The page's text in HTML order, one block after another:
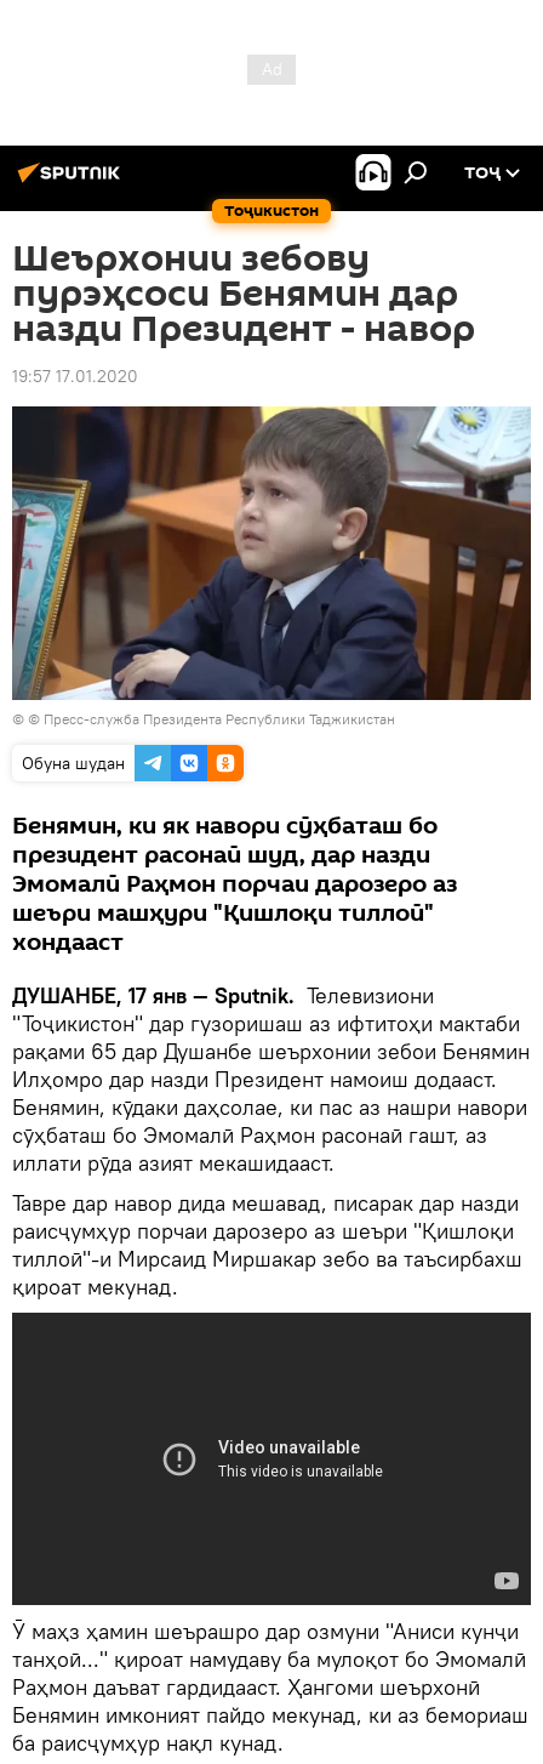
Тоҷикистон
ТОҶ
Шеърхонии зебову
пурэҳсоси Бенямин дар
назди Президент - навор
19:57 17.01.2020
© © Пресс-служба Президента Республики Таджикистан
Обуна шудан
Бенямин, ки як навори сӯҳбаташ бо
президент расонаӣ шуд, дар назди
Эмомалӣ Раҳмон порчаи дарозеро аз
шеъри машҳури "Қишлоқи тиллоӣ"
хондааст
ДУШАНБЕ, 17 янв — Sputnik. Телевизиони
"Тоҷикистон" дар гузоришаш аз ифтитоҳи мактаби
рақами 65 дар Душанбе шеърхонии зебои Бенямин
Илҳомро дар назди Президент намоиш додааст.
Бенямин, кӯдаки даҳсолае, ки пас аз нашри навори
сӯҳбаташ бо Эмомалӣ Раҳмон расонаӣ гашт, аз
иллати рӯда азият мекашидааст.
Тавре дар навор дида мешавад, писарак дар назди
раисҷумҳур порчаи дарозеро аз шеъри "Қишлоқи
тиллоӣ"-и Мирсаид Миршакар зебо ва таъсирбахш
қироат мекунад.
Ӯ маҳз ҳамин шеърашро дар озмуни "Аниси кунҷи
танҳоӣ..." қироат намудаву ба мулоқот бо Эмомалӣ
Раҳмон даъват гардидааст. Ҳангоми шеърхонӣ
Бенямин имконият пайдо мекунад, ки аз бемориаш
ба раисҷумҳур нақл кунад.